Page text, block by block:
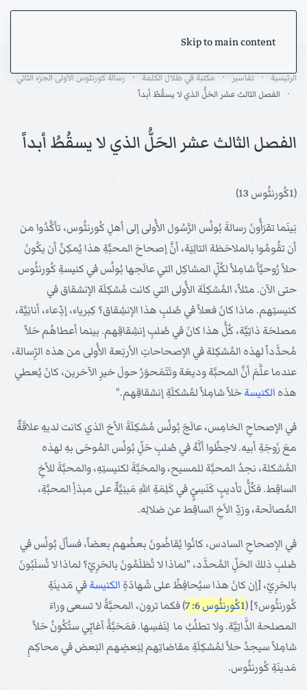
Skip to main content
الرئيسية تفاسير مكتبة في ظلال الكلمة
رسالة كورنثوس الأولى الجزء الثاني
الفصل الثالث عشر الحَلُّ الذي لا يسقُطُ أبداً
الفصل الثالث عشر الحَلُّ الذي لا يسقُطُ أبداً
(1كُورنثُوس 13)
بَينَما تقرَأُونَ رسالةَ بُولُس الرَّسُول الأُولى إلى أهلِ كُورنثُوس، تأكَّدُوا من
أن تقُومُوا بالملاحَظة التالِيَة، أنَّ إصحاحَ المحبَّةِ هذا يُمكِنُ أن يكُونَ
حلاً رُوحيَّاً شامِلاً لكُلِّ المشاكِل التي عالَجها بُولُس في كنيسةِ كُورنثُوس
حتى الآن. مثلاً، المُشكِلَة الأُولى التي كانت مُشكِلَة الإنشقاق في
كنيستِهم. ماذا كانَ فعلاً في صُلبِ هذا الإنشِقاق؟ كِبرياء، إدِّعاء، أنانِيَّة،
مصلحَة ذاتِيَّة، كُلُّ هذا كانَ في صُلبِ إنشِقاقِهم. بينما أعطاهُم حَلاً
مُحدَّداً لهذه المُشكِلة في الإصحاحاتِ الأربَعة الأُولى من هذه الرِّسالة،
عندما علَّمَ أنَّ المحبَّة وديعَة وتَتَمَحوَرُ حولَ خيرِ الآخرين، كانَ يُعطي
هذه الكنيسةحَلاً شامِلاً لمُشكلَةِ إنشقاقِهم."
في الإصحاحِ الخامِس، عالَجَ بُولُس مُشكِلَةَ الأخ الذي كانت لديهِ علاقَةٌ
معَ زَوجَةِ أبيه. لاحِظُوا أنَّهُ في صُلبِ حَلِّ بُولُس المُوحَى بهِ لهذه
المُشكلة، نجدُ المحبَّة للمسيح، والمحَبَّةَ لكنيستِهِ، والمحبَّةَ للأخِ
الساقِط. فكُلُّ تأديبٍ كَنَسِيٍّ في كَلِمَةِ اللهِ مَبنِيَّةٌ على مبدَأِ المحبَّةِ،
المُصالَحة، ورَدِّ الأخِ الساقِط عن ضلالِه.
في الإصحاحِ السادس، كانُوا يُقاضُونَ بعضُهم بعضاً، فسألَ بُولُس في
صُلبِ ذلكَ الحَلِّ المُحدَّد، "لماذا لا تُظلَمُونَ بالحَرِيّ؟ لماذا لا تُسلَبُونَ
بالحَرِيّ، [إن كانَ هذا سيُحافِظُ على شَهادَةِ الكنيسةفي مَدينَةِ
كُورنثُوس؟] (1كُورنثُوس 6: 7
) فكما ترون، المحبَّةُ لا تسعى وراءَ
المصلحة الذَّاتِيَّة. ولا تطلُبُ ما لِنَفسِها. فمَحَبَّةُ آغابِّي ستُكُونُ حَلاً
شامِلاً سيجدُ حلاً لمُشكِلَةِ مقاضاتِهم لِبَعضِهم البَعض في محاكِمِ
مَدينَةِ كُورنثُوس.